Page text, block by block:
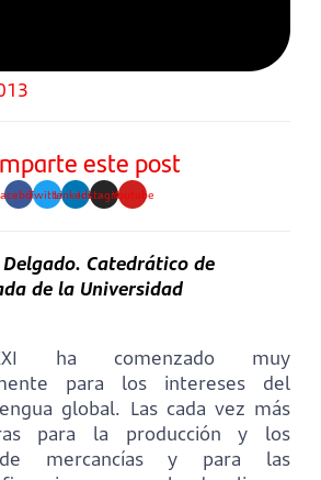
este post
TwitterLinkedinInstagramYoutube
Catedrático de
de la Universidad
ha comenzado muy
para los intereses del
global. Las cada vez más
para la producción y los
de mercancías y para las